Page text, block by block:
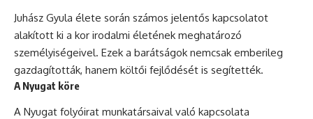
Juhász Gyula élete során számos jelentős kapcsolatot
alakított ki a kor irodalmi életének meghatározó
személyiségeivel. Ezek a barátságok nemcsak emberileg
gazdagították, hanem költői fejlődését is segítették.
A Nyugat köre
A Nyugat folyóirat munkatársaival való kapcsolata